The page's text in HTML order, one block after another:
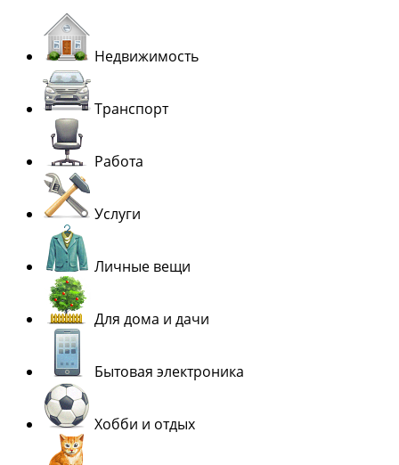
Недвижимость
Транспорт
Работа
Услуги
Личные вещи
Для дома и дачи
Бытовая электроника
Хобби и отдых